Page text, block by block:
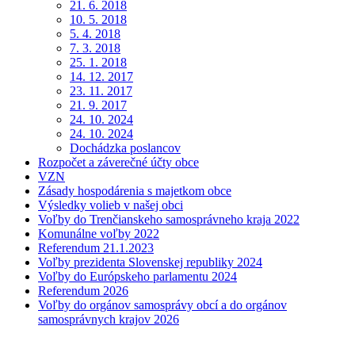
21. 6. 2018
10. 5. 2018
5. 4. 2018
7. 3. 2018
25. 1. 2018
14. 12. 2017
23. 11. 2017
21. 9. 2017
24. 10. 2024
24. 10. 2024
Dochádzka poslancov
Rozpočet a záverečné účty obce
VZN
Zásady hospodárenia s majetkom obce
Výsledky volieb v našej obci
Voľby do Trenčianskeho samosprávneho kraja 2022
Komunálne voľby 2022
Referendum 21.1.2023
Voľby prezidenta Slovenskej republiky 2024
Voľby do Európskeho parlamentu 2024
Referendum 2026
Voľby do orgánov samosprávy obcí a do orgánov
samosprávnych krajov 2026